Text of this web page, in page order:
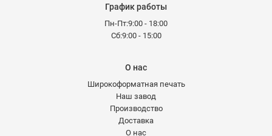
График работы
Пн-Пт:9:00 - 18:00
Сб:9:00 - 15:00
О нас
Широкоформатная печать
Наш завод
Производство
Доставка
О нас